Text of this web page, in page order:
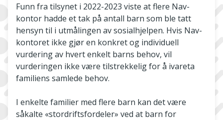
Funn fra tilsynet i 2022-2023 viste at flere Nav-
kontor hadde et tak på antall barn som ble tatt
hensyn til i utmålingen av sosialhjelpen. Hvis Nav-
kontoret ikke gjør en konkret og individuell
vurdering av hvert enkelt barns behov, vil
vurderingen ikke være tilstrekkelig for å ivareta
familiens samlede behov.
I enkelte familier med flere barn kan det være
såkalte «stordriftsfordeler» ved at barn for